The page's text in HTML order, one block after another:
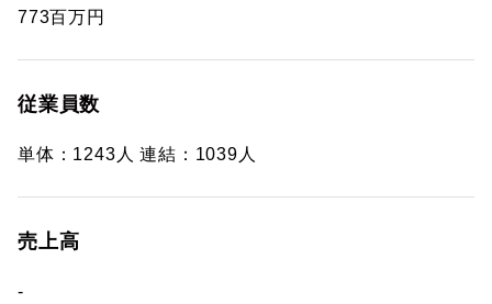
773百万円
従業員数
単体：1243人 連結：1039人
売上高
-